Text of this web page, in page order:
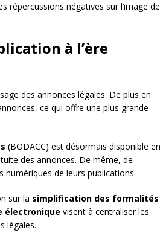
répercussions négatives sur l’image de
à l’ère
des annonces légales. De plus en
ce qui offre une plus grande
(BODACC) est désormais disponible en
des annonces. De même, de
numériques de leurs publications.
sur la simplification des formalités
électronique visent à centraliser les
légales.